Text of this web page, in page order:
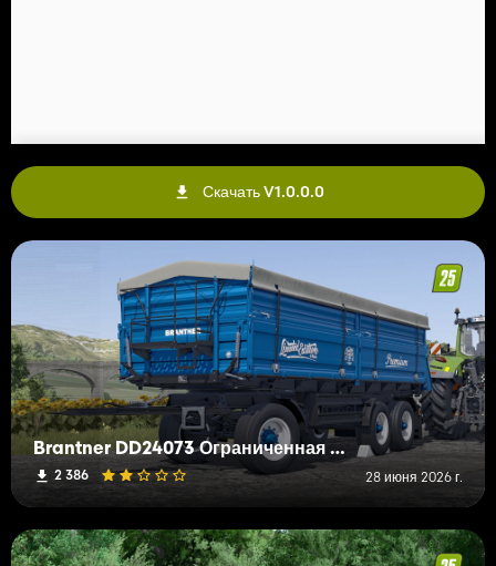
Скачать V1.0.0.0
Brantner DD24073 Ограниченная серия
2 386 28 июня 2026 г.